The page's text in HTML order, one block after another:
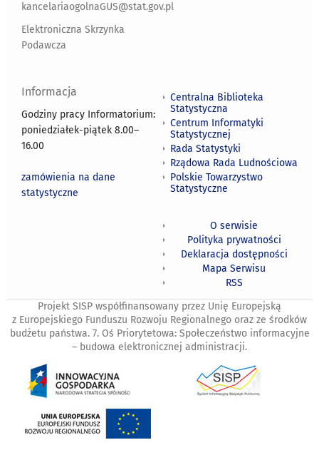
kancelariaogolnaGUS@stat.gov.pl
Elektroniczna Skrzynka
Podawcza
Informacja
Godziny pracy Informatorium:
poniedziałek-piątek 8.00–
16.00
zamówienia na dane
statystyczne
Centralna Biblioteka
Statystyczna
Centrum Informatyki
Statystycznej
Rada Statystyki
Rządowa Rada Ludnościowa
Polskie Towarzystwo
Statystyczne
O serwisie
Polityka prywatności
Deklaracja dostępności
Mapa Serwisu
RSS
Projekt SISP współfinansowany przez Unię Europejską
z Europejskiego Funduszu Rozwoju Regionalnego oraz ze środków
budżetu państwa. 7. Oś Priorytetowa: Społeczeństwo informacyjne
– budowa elektronicznej administracji.